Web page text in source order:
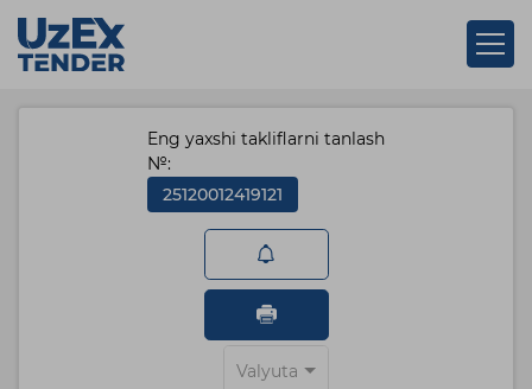
Eng yaxshi takliflarni tanlash
№:
25120012419121
Valyuta